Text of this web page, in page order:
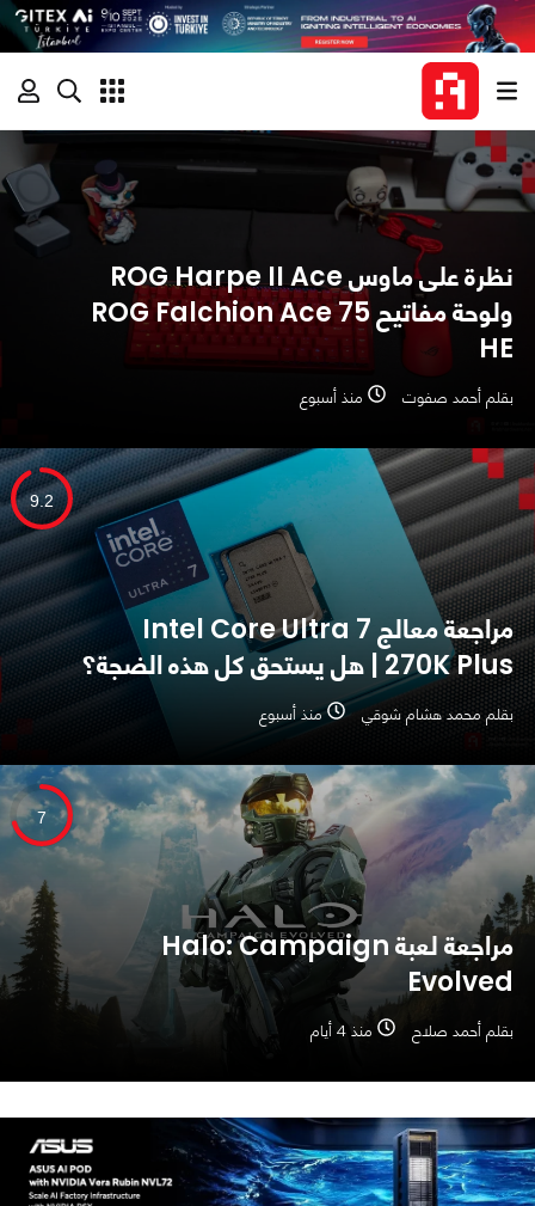
نظرة على ماوس ROG Harpe II Ace
ولوحة مفاتيح ROG Falchion Ace 75
HE
بقلم أحمد صفوت منذ أسبوع
9.2
مراجعة معالج Intel Core Ultra 7
270K Plus | هل يستحق كل هذه الضجة؟
بقلم محمد هشام شوقي منذ أسبوع
7
مراجعة لعبة Halo: Campaign
Evolved
بقلم أحمد صلاح منذ 4 أيام